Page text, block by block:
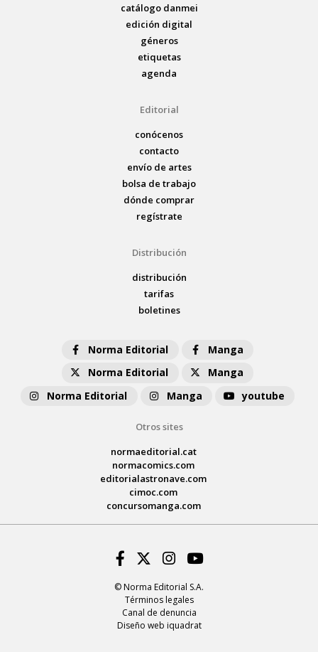
catálogo danmei
edición digital
géneros
etiquetas
agenda
Editorial
conócenos
contacto
envío de artes
bolsa de trabajo
dónde comprar
regístrate
Distribución
distribución
tarifas
boletines
Norma Editorial
Manga
Norma Editorial
Manga
Norma Editorial
Manga youtube
Otros sites
normaeditorial.cat
normacomics.com
editorialastronave.com
cimoc.com
concursomanga.com
© Norma Editorial S.A.
Términos legales
Canal de denuncia
Diseño web iquadrat
Facebook
Twitter
Instagram
Youtube